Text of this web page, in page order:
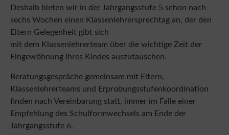
sechs Wochen einen Klassenlehrersprechtag an, der den
Eltern Gelegenheit gibt sich
mit dem Klassenlehrerteam über die wichtige Zeit der
Eingewöhnung ihres Kindes auszutauschen.
Beratungsgespräche gemeinsam mit Eltern,
Klassenlehrerteams und Erprobungsstufenkoordination
finden nach Vereinbarung statt, immer im Falle einer
Empfehlung des Schulformwechsels am Ende der
Jahrgangsstufe 6.
Die Beratungslehrerin, die Lerncoaches sowie die